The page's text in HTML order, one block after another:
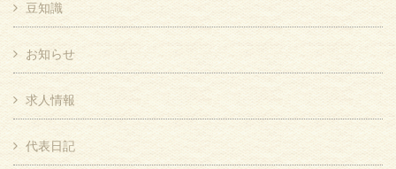
豆知識
お知らせ
求人情報
代表日記